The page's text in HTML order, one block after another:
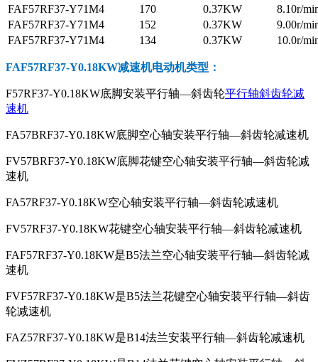
FAF57RF37-Y71M4
170 0.37KW
8.10r/
FAF57RF37-Y71M4
152 0.37KW
9.00r/
FAF57RF37-Y71M4
134 0.37KW 10.0r/
FAF57RF37-Y0.18KW减速机电动机类型：
F57RF37-Y0.18KW底脚安装平行轴—斜齿轮平行轴斜齿轮减
速机
FA57BRF37-Y0.18KW底脚空心轴安装平行轴—斜齿轮减速机
FV57BRF37-Y0.18KW底脚花键空心轴安装平行轴—斜齿轮减
速机
FA57RF37-Y0.18KW空心轴安装平行轴—斜齿轮减速机
FV57RF37-Y0.18KW花键空心轴安装平行轴—斜齿轮减速机
FAF57RF37-Y0.18KW是B5法兰空心轴安装平行轴—斜齿轮减
速机
FVF57RF37-Y0.18KW是B5法兰花键空心轴安装平行轴—斜齿
轮减速机
FAZ57RF37-Y0.18KW是B14法兰安装平行轴—斜齿轮减速机